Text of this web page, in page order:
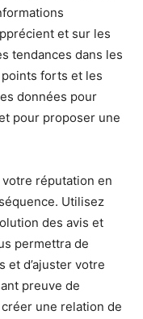
et sur les
tendances dans les
forts et les
données pour
pour proposer une
réputation en
Utilisez
des avis et
permettra de
et d’ajuster votre
preuve de
une relation de